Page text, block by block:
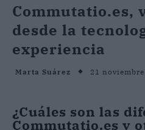
Commutatio.es,
desde la
experiencia
Marta Suárez 21
¿Cuáles son las
Commutatio.es y